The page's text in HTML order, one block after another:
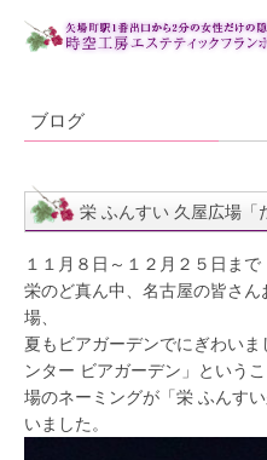
ブログ
栄 ふんすい 久屋広場「
１１月８日～１２月２５日まで
栄のど真ん中、名古屋の皆さ
場、
夏もビアガーデンでにぎわい
ンター ビアガーデン」という
場のネーミングが「栄 ふんす
いました。